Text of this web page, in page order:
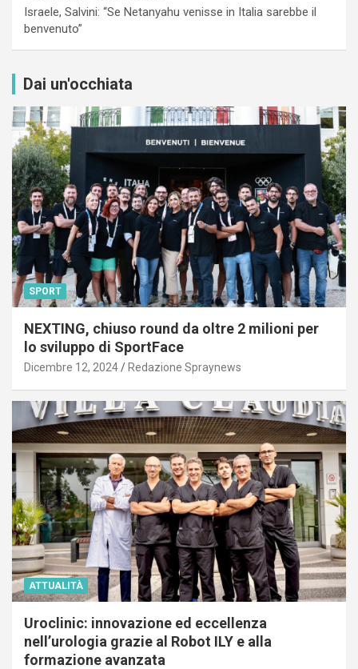
Israele, Salvini: “Se Netanyahu venisse in Italia sarebbe il
benvenuto”
Dai un'occhiata
SPORT
NEXTING, chiuso round da oltre 2 milioni per
lo sviluppo di SportFace
Dicembre 12, 2024 Redazione Spraynews
ATTUALITÀ
Uroclinic: innovazione ed eccellenza
nell’urologia grazie al Robot ILY e alla
formazione avanzata